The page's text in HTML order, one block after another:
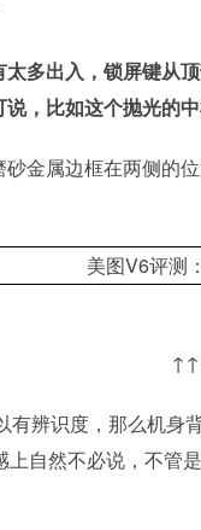
多出入，锁屏键从
，比如这个抛光的中
金属边框在两侧的
有辨识度，那么机身
自然不必说，不管